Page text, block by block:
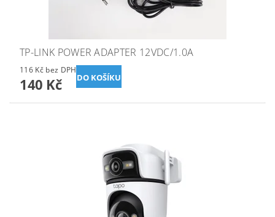
TP-LINK POWER ADAPTER 12VDC/1.0A
116 Kč bez DPH
140 Kč